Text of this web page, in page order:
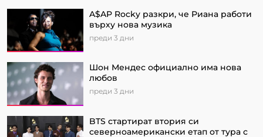
A$AP Rocky разкри, че Риана работи
върху нова музика
преди 3 дни
Шон Мендес официално има нова
любов
преди 3 дни
BTS стартират втория си
северноамерикански етап от турa с